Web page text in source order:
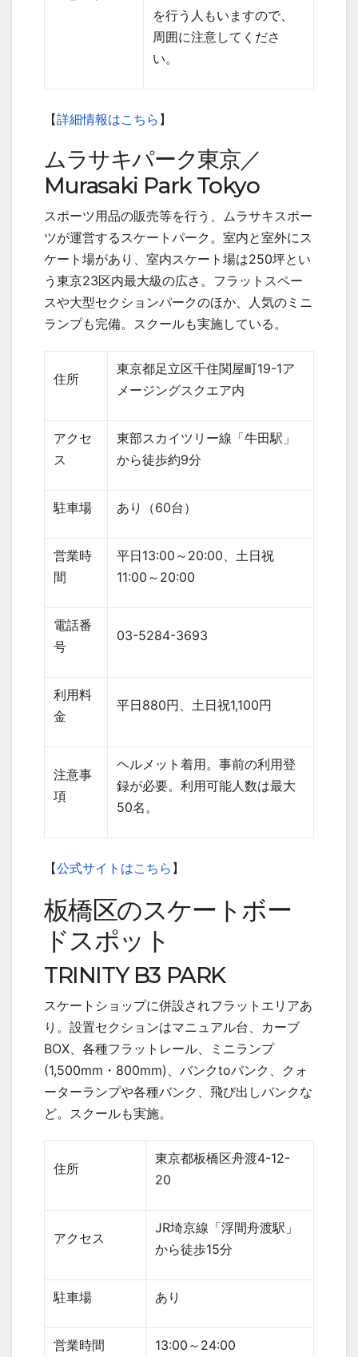
を行う人もいますので、
周囲に注意してくださ
い。
【詳細情報はこちら 】
ムラサキパーク東京／
Murasaki Park Tokyo
スポーツ用品の販売等を行う、ムラサキスポー
ツが運営するスケートパーク。室内と室外にス
ケート場があり、室内スケート場は250坪とい
う東京23区内最大級の広さ。フラットスペー
スや大型セクションパークのほか、人気のミニ
ランプも完備。スクールも実施している。
住所
東京都足立区千住関屋町19-1ア
メージングスクエア内
アクセ
ス
東部スカイツリー線「牛田駅」
から徒歩約9分
駐車場 あり（60台）
営業時
間
平日13:00 ～ 20:00、土日祝
11:00 ～ 20:00
電話番
号
03-5284-3693
利用料
金
平日880円、土日祝1,100円
注意事
項
ヘルメット着用。事前の利用登
録が必要。利用可能人数は最大
50名。
【公式サイトはこちら 】
板橋区のスケートボー
ドスポット
TRINITY B3 PARK
スケートショップに併設されフラットエリアあ
り。設置セクションはマニュアル台、カーブ
BOX、各種フラットレール、ミニランプ
(1,500mm ・ 800mm) 、バンクtoバンク、クォ
ーターランプや各種バンク、飛び出しバンクな
ど。スクールも実施。
住所
東京都板橋区舟渡4-12-
20
アクセス
JR埼京線「浮間舟渡駅」
から徒歩15分
駐車場 あり
営業時間 13:00 ～ 24:00